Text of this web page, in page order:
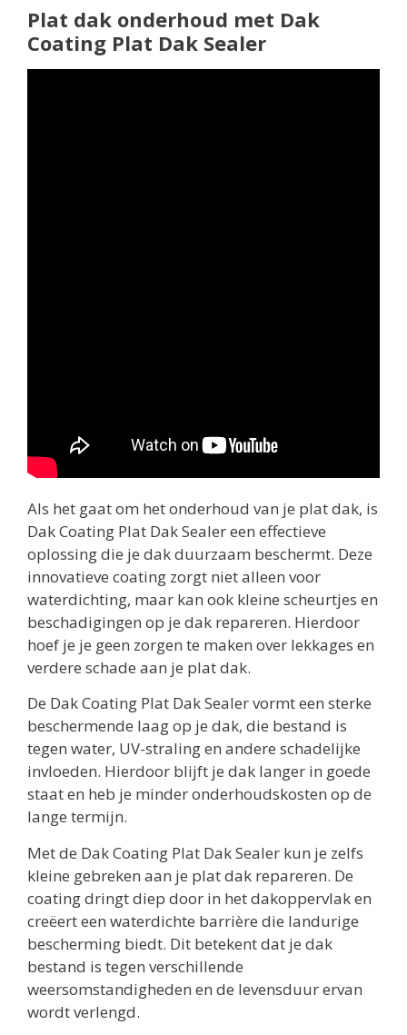
Plat dak onderhoud met Dak
Coating Plat Dak Sealer
Als het gaat om het onderhoud van je plat dak, is
Dak Coating Plat Dak Sealer een effectieve
oplossing die je dak duurzaam beschermt. Deze
innovatieve coating zorgt niet alleen voor
waterdichting, maar kan ook kleine scheurtjes en
beschadigingen op je dak repareren. Hierdoor
hoef je je geen zorgen te maken over lekkages en
verdere schade aan je plat dak.
De Dak Coating Plat Dak Sealer vormt een sterke
beschermende laag op je dak, die bestand is
tegen water, UV-straling en andere schadelijke
invloeden. Hierdoor blijft je dak langer in goede
staat en heb je minder onderhoudskosten op de
lange termijn.
Met de Dak Coating Plat Dak Sealer kun je zelfs
kleine gebreken aan je plat dak repareren. De
coating dringt diep door in het dakoppervlak en
creëert een waterdichte barrière die landurige
bescherming biedt. Dit betekent dat je dak
bestand is tegen verschillende
weersomstandigheden en de levensduur ervan
wordt verlengd.